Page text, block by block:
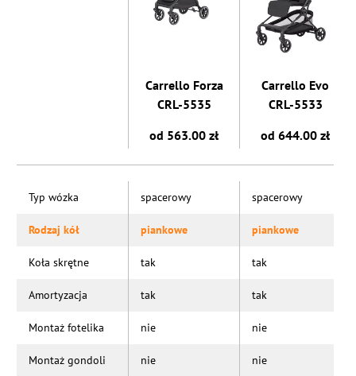
Carrello Forza
CRL-5535
Carrello Evo
CRL-5533
od 563.00 zł
od 644.00 zł
Typ wózka spacerowy spacerowy
Rodzaj kół piankowe piankowe
Koła skrętne tak tak
Amortyzacja tak tak
Montaż fotelika nie nie
Montaż gondoli nie nie